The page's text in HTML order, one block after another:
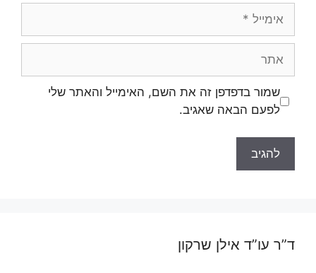
שמור בדפדפן זה את השם, האימייל והאתר שלי
לפעם הבאה שאגיב.
ד”ר עו”ד אילן שרקון